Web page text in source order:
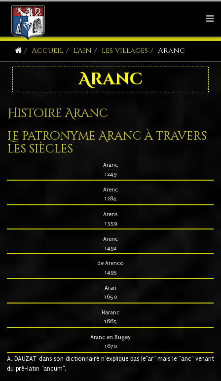
Accueil L'Ain Les villages Aranc
Aranc
Histoire Aranc
Le patronyme Aranc à travers
les siècles
Aranc
1249
Arenc
1284
Arens
1359
Arenc
1492
de Arenco
1495
Aran
1650
Haranc
1665
Aranc en Bugey
1670
A. DAUZAT dans son dictionnaire n'explique pas le"ar" mais le "anc" venant
du pré-latin "ancum".